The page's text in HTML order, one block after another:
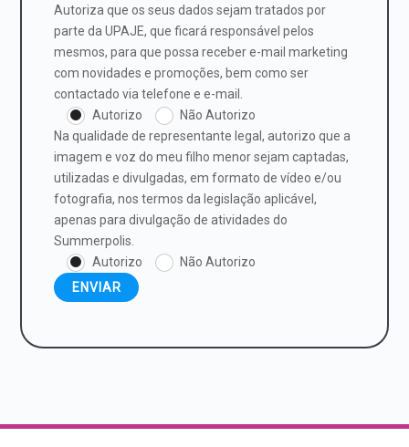
Autoriza que os seus dados sejam tratados por
parte da UPAJE, que ficará responsável pelos
mesmos, para que possa receber e-mail marketing
com novidades e promoções, bem como ser
contactado via telefone e e-mail.
Autorizo
Não Autorizo
Na qualidade de representante legal, autorizo que a
imagem e voz do meu filho menor sejam captadas,
utilizadas e divulgadas, em formato de vídeo e/ou
fotografia, nos termos da legislação aplicável,
apenas para divulgação de atividades do
Summerpolis.
Autorizo
Não Autorizo